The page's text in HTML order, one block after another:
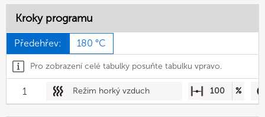
Kroky programu
Předehřev: 180 °C
Pro zobrazení celé tabulky posuňte tabulku vpravo.
1 Režim horký vzduch 100 %